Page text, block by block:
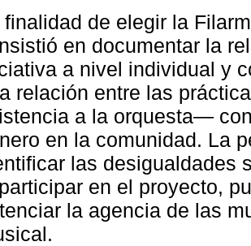
finalidad de elegir la
en documentar la
a nivel individual y
relación entre las
a la orquesta—
en la comunidad. La
las desigualdades
en el proyecto,
la agencia de las